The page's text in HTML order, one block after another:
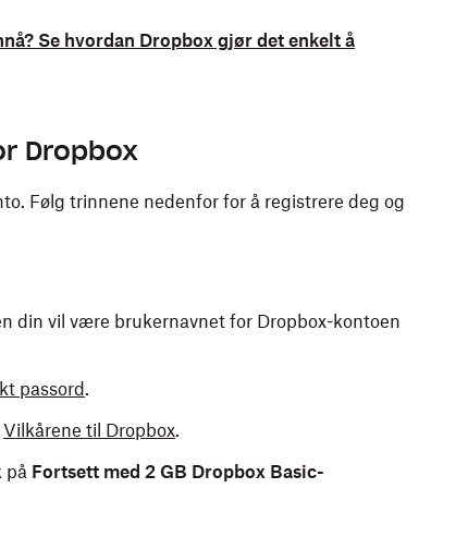
Se hvordan Dropbox gjør det enkelt å
Dropbox
Følg trinnene nedenfor for å registrere deg og
din vil være brukernavnet for Dropbox-kontoen
passord.
Vilkårene til Dropbox.
på Fortsett med 2 GB Dropbox Basic-